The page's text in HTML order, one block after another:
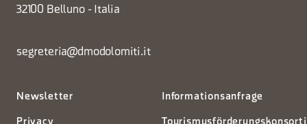
32100 Belluno - Italia
segreteria@dmodolomiti.it
Newsletter Informationsanfrage